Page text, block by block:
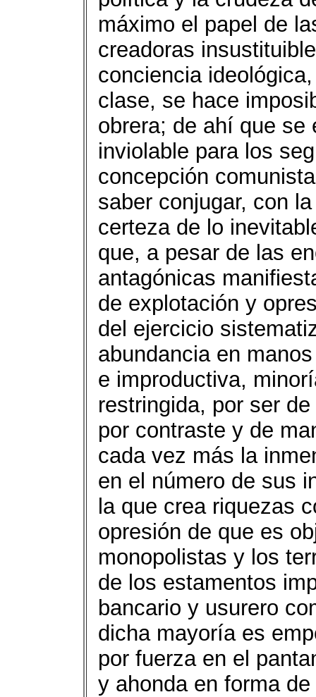
máximo el papel de
creadoras
conciencia
clase, se hace
obrera; de ahí que se
inviolable para los
concepción
saber conjugar, con
certeza de lo
que, a pesar de las
antagónicas
de explotación y
del ejercicio
abundancia en
e improductiva,
restringida, por ser
por contraste y de
cada vez más la
en el número de sus
la que crea riquezas
opresión de que es
monopolistas y los
de los estamentos
bancario y usurero
dicha mayoría es
por fuerza en el
y ahonda en forma